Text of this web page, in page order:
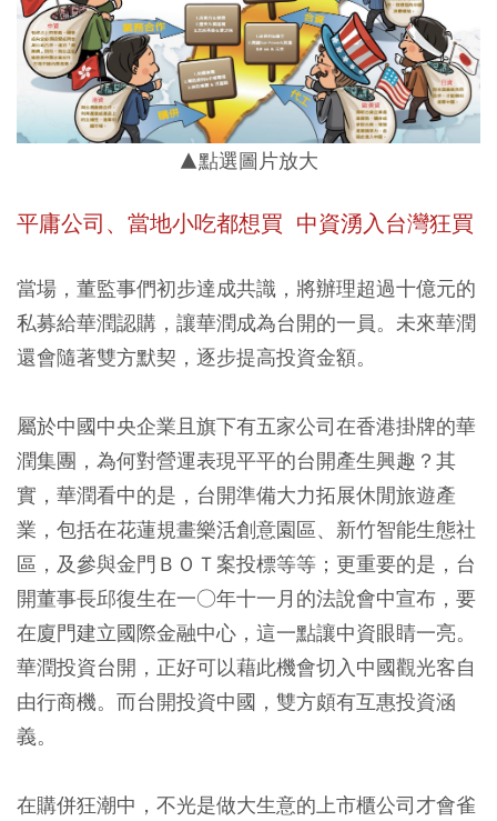
▲點選圖片放大
平庸公司、當地小吃都想買 中資湧入台灣狂買
當場，董監事們初步達成共識，將辦理超過十億元的
私募給華潤認購，讓華潤成為台開的一員。未來華潤
還會隨著雙方默契，逐步提高投資金額。
屬於中國中央企業且旗下有五家公司在香港掛牌的華
潤集團，為何對營運表現平平的台開產生興趣？其
實，華潤看中的是，台開準備大力拓展休閒旅遊產
業，包括在花蓮規畫樂活創意園區、新竹智能生態社
區，及參與金門ＢＯＴ案投標等等；更重要的是，台
開董事長邱復生在一○年十一月的法說會中宣布，要
在廈門建立國際金融中心，這一點讓中資眼睛一亮。
華潤投資台開，正好可以藉此機會切入中國觀光客自
由行商機。而台開投資中國，雙方頗有互惠投資涵
義。
在購併狂潮中，不光是做大生意的上市櫃公司才會雀